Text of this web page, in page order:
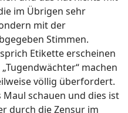
im Übrigen sehr
mit der
Stimmen.
Etikette erscheinen
machen
völlig überfordert.
schauen und dies ist
durch die Zensur im